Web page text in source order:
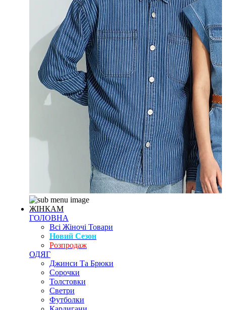
ЖІНКАМ
ГОЛОВНА
Всі Жіночі Товари
Новий Сезон
Розпродаж
ОДЯГ
Джинси Та Брюки
Сорочки
Толстовки
Светри
Футболки